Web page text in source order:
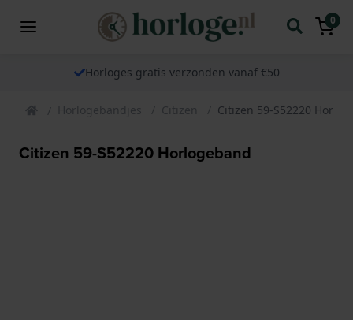
0
Horloges gratis verzonden vanaf €50
Horlogebandjes Citizen Citizen 59-S52220
Citizen 59-S52220 Horlogeband